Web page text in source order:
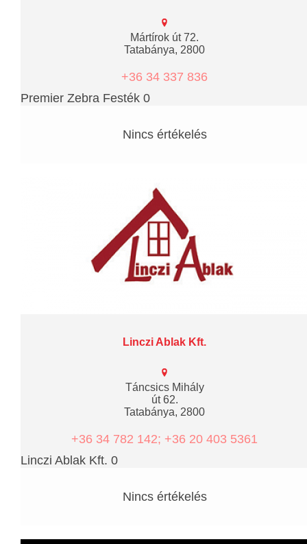
Mártírok út 72.
Tatabánya, 2800
+36 34 337 836
Premier Zebra Festék 0
Nincs értékelés
Linczi Ablak Kft.
Táncsics Mihály
út 62.
Tatabánya, 2800
+36 34 782 142; +36 20 403 5361
Linczi Ablak Kft. 0
Nincs értékelés